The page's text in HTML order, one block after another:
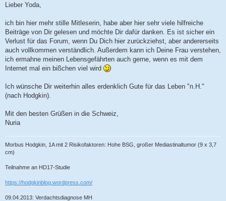
i
r
a
g
Lieber Yoda,
ich bin hier mehr stille Mitleserin, habe aber hier sehr viele hilfreiche
Beiträge von Dir gelesen und möchte Dir dafür danken. Es ist sicher ein
Verlust für das Forum, wenn Du Dich hier zurückziehst, aber andererseits
auch vollkommen verständlich. Außerdem kann ich Deine Frau verstehen,
ich ermahne meinen Lebensgefährten auch gerne, wenn es mit dem
Internet mal ein bißchen viel wird
Ich wünsche Dir weiterhin alles erdenklich Gute für das Leben "n.H."
(nach Hodgkin).
Mit den besten Grüßen in die Schweiz,
Nuria
Morbus Hodgkin, 1A mit 2 Risikofaktoren: Hohe BSG, großer Mediastinaltumor (9 x 3,7
cm)
Teilnahme an HD17-Studie
https://hodgkinblog.wordpress.com/
09.04.2013: Verdachtsdiagnose MH